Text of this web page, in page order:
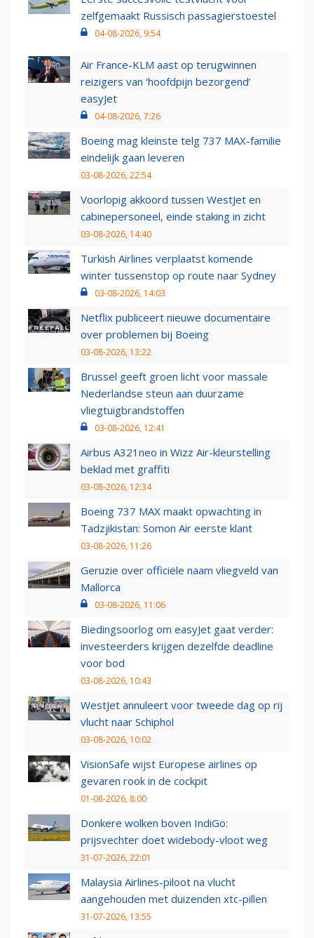
zelfgemaakt Russisch passagierstoestel
04-08-2026, 9:54
Air France-KLM aast op terugwinnen
reizigers van ‘hoofdpijn bezorgend’
easyJet
04-08-2026, 7:26
Boeing mag kleinste telg 737 MAX-familie
eindelijk gaan leveren
03-08-2026, 22:54
Voorlopig akkoord tussen WestJet en
cabinepersoneel, einde staking in zicht
03-08-2026, 14:40
Turkish Airlines verplaatst komende
winter tussenstop op route naar Sydney
03-08-2026, 14:03
Netflix publiceert nieuwe documentaire
over problemen bij Boeing
03-08-2026, 13:22
Brussel geeft groen licht voor massale
Nederlandse steun aan duurzame
vliegtuigbrandstoffen
03-08-2026, 12:41
Airbus A321neo in Wizz Air-kleurstelling
beklad met graffiti
03-08-2026, 12:34
Boeing 737 MAX maakt opwachting in
Tadzjikistan: Somon Air eerste klant
03-08-2026, 11:26
Geruzie over officiële naam vliegveld van
Mallorca
03-08-2026, 11:06
Biedingsoorlog om easyJet gaat verder:
investeerders krijgen dezelfde deadline
voor bod
03-08-2026, 10:43
WestJet annuleert voor tweede dag op rij
vlucht naar Schiphol
03-08-2026, 10:02
VisionSafe wijst Europese airlines op
gevaren rook in de cockpit
01-08-2026, 8:00
Donkere wolken boven IndiGo:
prijsvechter doet widebody-vloot weg
31-07-2026, 22:01
Malaysia Airlines-piloot na vlucht
aangehouden met duizenden xtc-pillen
31-07-2026, 13:55